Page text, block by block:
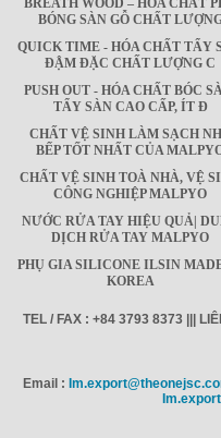
BREATH WOOD – HÓA CHẤT
BÓNG SÀN GỖ CHẤT
QUICK TIME - HÓA CHẤT TẨY
ĐẬM ĐẶC CHẤT LƯỢNG C
PUSH OUT - HÓA CHẤT BÓC
TẨY SÀN CAO CẤP, ÍT Đ
CHẤT VỆ SINH LÀM SẠCH
BẾP TỐT NHẤT CỦA
CHẤT VỆ SINH TOÀ NHÀ, VỆ
CÔNG NGHIỆP MALPYO
NƯỚC RỬA TAY HIỆU QUẢ|
DỊCH RỬA TAY MALPYO
PHỤ GIA SILICONE ILSIN
KOREA
TEL / FAX : +84 3793 8373 |||
Email :